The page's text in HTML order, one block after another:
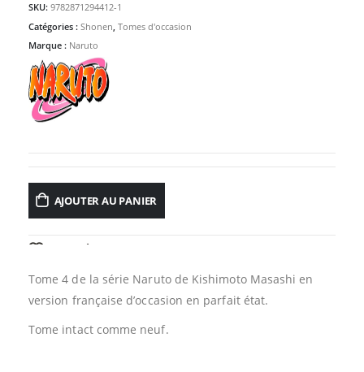
SKU: 9782871294412-1
Catégories : Shonen Tomes d'occasion
Marque : Naruto
AJOUTER AU PANIER
AJOUTER À LA LISTE D’ENVIES
Tome 4 de la série Naruto de Kishimoto Masashi en
version française d’occasion en parfait état.
Tome intact comme neuf.